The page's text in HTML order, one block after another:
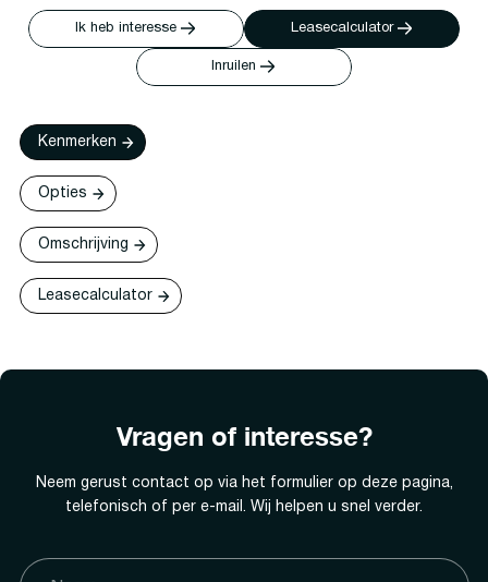
Ik heb interesse Leasecalculator
Inruilen
Kenmerken
Opties
Omschrijving
Leasecalculator
Vragen of interesse?
Neem gerust contact op via het formulier op deze pagina,
telefonisch of per e-mail. Wij helpen u snel verder.